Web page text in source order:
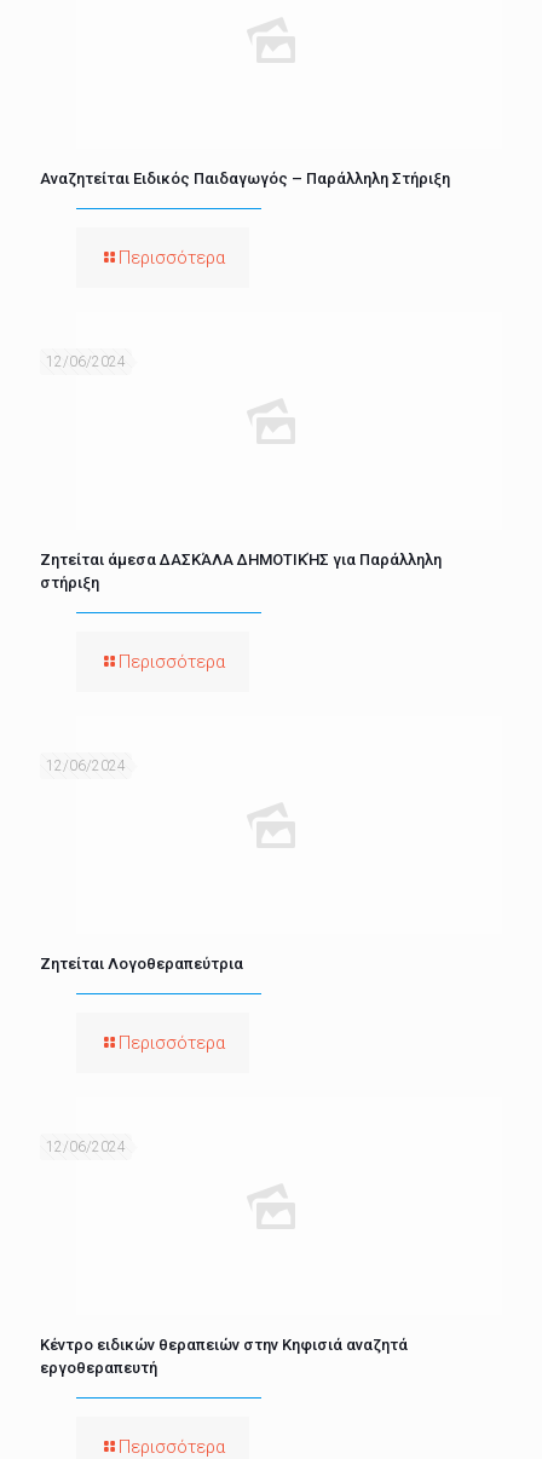
Αναζητείται Ειδικός Παιδαγωγός – Παράλληλη Στήριξη
Περισσότερα
12/06/2024
Ζητείται άμεσα ΔΑΣΚΆΛΑ ΔΗΜΟΤΙΚΉΣ για Παράλληλη
στήριξη
Περισσότερα
12/06/2024
Ζητείται Λογοθεραπεύτρια
Περισσότερα
12/06/2024
Κέντρο ειδικών θεραπειών στην Κηφισιά αναζητά
εργοθεραπευτή
Περισσότερα